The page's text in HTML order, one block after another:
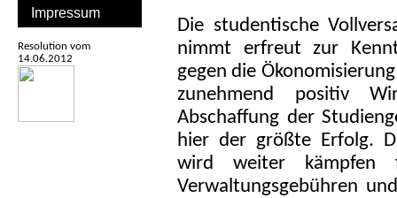
Die studentische
nimmt erfreut zur
gegen die
zunehmend positiv
Abschaffung der
hier der größte Erfolg.
wird weiter kämpfen
Verwaltungsgebühren
Impressum
Resolution vom
14.06.2012